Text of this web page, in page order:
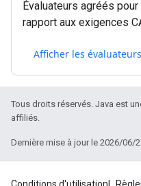
Évaluateurs agréés
rapport aux exigences
Afficher les évaluateurs
Tous droits réservés. Java est
affiliés.
Dernière mise à jour le 2026/06/